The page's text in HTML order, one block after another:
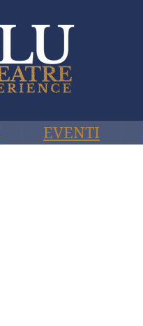
EVENTI